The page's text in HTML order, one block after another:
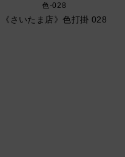
色-028
《さいたま店》色打掛 028